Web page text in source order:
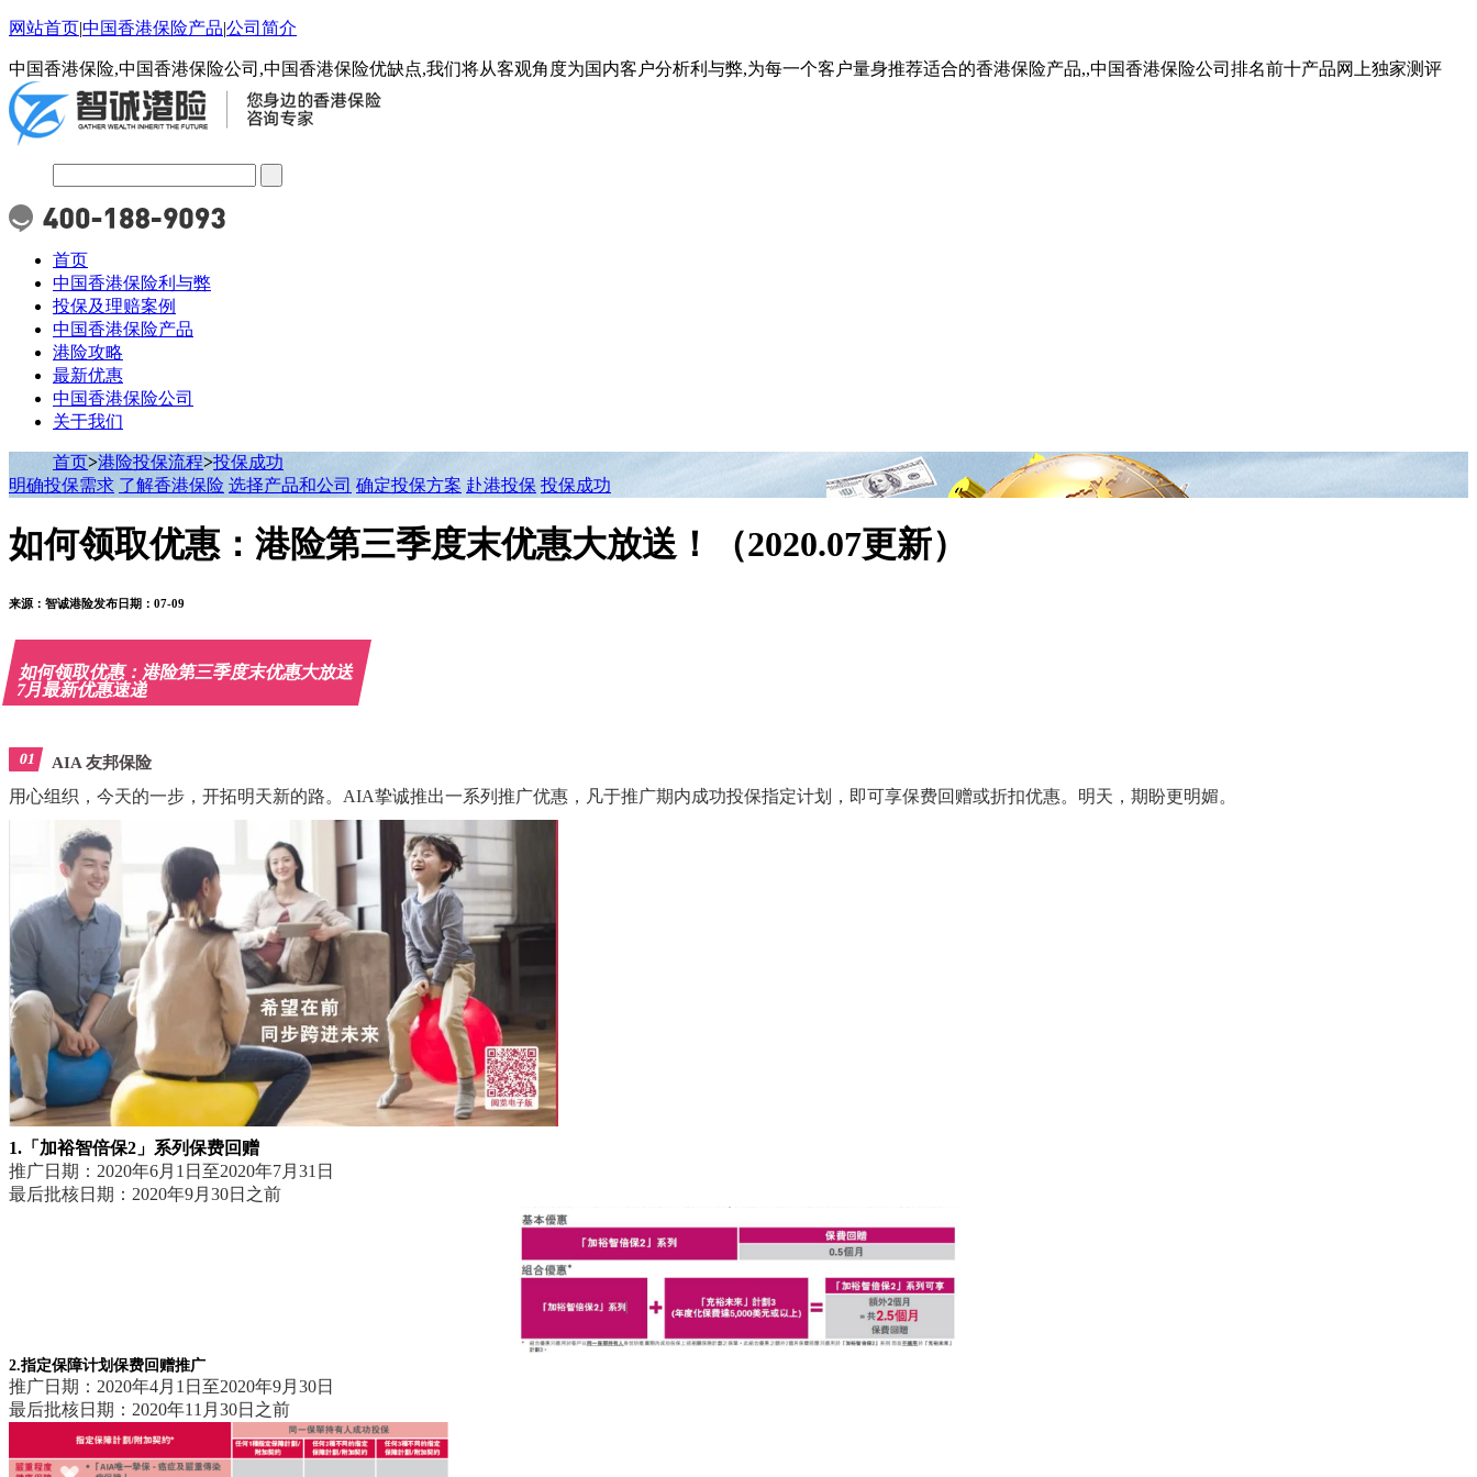
网站首页|中国香港保险产品|公司简介
中国香港保险,中国香港保险公司,中国香港保险优缺点,我们将从客观角度为国内客户分析利与弊,为每一个客户量身推荐适合的香港保险产品,,中国香港保险公司排名前十产品网上独家测评
首页
中国香港保险利与弊
投保及理赔案例
中国香港保险产品
港险攻略
最新优惠
中国香港保险公司
关于我们
首页>港险投保流程>投保成功
明确投保需求 了解香港保险 选择产品和公司 确定投保方案 赴港投保 投保成功
如何领取优惠：港险第三季度末优惠大放送！（2020.07更新）
来源： 智诚港险发布日期：07-09
如何领取优惠：港险第三季度末优惠大放送
7月最新优惠速递
01 AIA 友邦保险
用心组织，今天的一步，开拓明天新的路。AIA挚诚推出一系列推广优惠，凡于推广期内成功投保指定计划，即可享保费回赠或折扣优惠。明天，期盼更明媚。
1.「加裕智倍保2」系列保费回赠
推广日期：2020年6月1日至2020年7月31日
最后批核日期：2020年9月30日之前
2.指定保障计划保费回赠推广
推广日期：2020年4月1日至2020年9月30日
最后批核日期：2020年11月30日之前